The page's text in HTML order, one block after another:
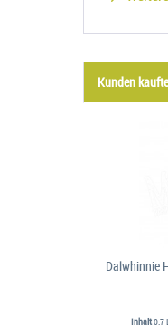
Kunden
Dalwhinnie
Inhalt0.7